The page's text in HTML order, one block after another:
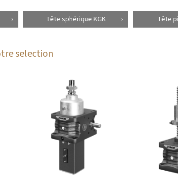
Tête sphérique KGK Tête
selection